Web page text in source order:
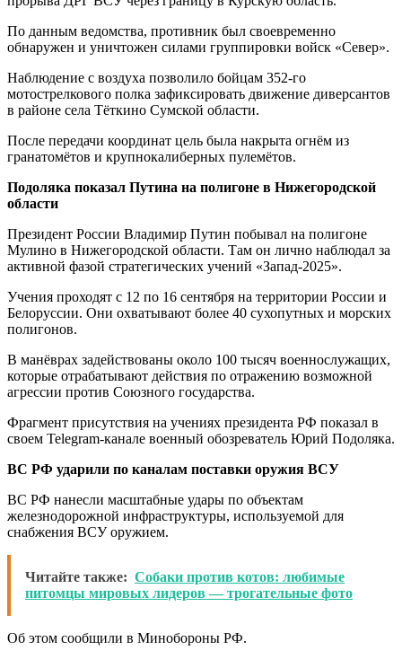
По данным ведомства, противник был своевременно
обнаружен и уничтожен силами группировки войск «Север».
Наблюдение с воздуха позволило бойцам 352-го
мотострелкового полка зафиксировать движение диверсантов
в районе села Тёткино Сумской области.
После передачи координат цель была накрыта огнём из
гранатомётов и крупнокалиберных пулемётов.
Подоляка показал Путина на полигоне в Нижегородской
области
Президент России Владимир Путин побывал на полигоне
Мулино в Нижегородской области. Там он лично наблюдал за
активной фазой стратегических учений «Запад-2025».
Учения проходят с 12 по 16 сентября на территории России и
Белоруссии. Они охватывают более 40 сухопутных и морских
полигонов.
В манёврах задействованы около 100 тысяч военнослужащих,
которые отрабатывают действия по отражению возможной
агрессии против Союзного государства.
Фрагмент присутствия на учениях президента РФ показал в
своем Telegram-канале военный обозреватель Юрий Подоляка.
ВС РФ ударили по каналам поставки оружия ВСУ
ВС РФ нанесли масштабные удары по объектам
железнодорожной инфраструктуры, используемой для
снабжения ВСУ оружием.
Читайте также: Собаки против котов: любимые
питомцы мировых лидеров ― трогательные фото
Об этом сообщили в Минобороны РФ.